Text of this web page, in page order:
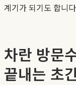
계기가 되기도 합니
차란 방문
끝내는 초